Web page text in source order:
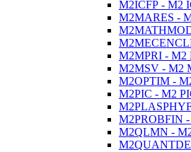
M2ICFP - M2
M2MARES -
M2MPRI - M2
M2MSV - M2
M2OPTIM -
M2PIC - M2
M2PROBFIN -
M2QLMN -